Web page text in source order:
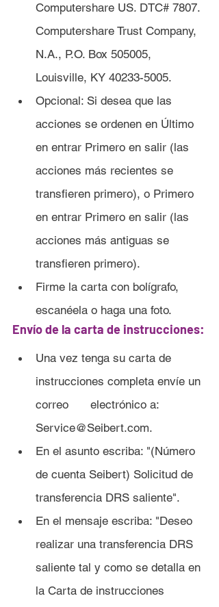
Computershare US. DTC# 7807.
Computershare Trust Company,
N.A., P.O. Box 505005,
Louisville, KY 40233-5005.
Opcional: Si desea que las
acciones se ordenen en Último
en entrar Primero en salir (las
acciones más recientes se
transfieren primero), o Primero
en entrar Primero en salir (las
acciones más antiguas se
transfieren primero).
Firme la carta con bolígrafo,
escanéela o haga una foto.
Envío de la carta de instrucciones:
Una vez tenga su carta de
instrucciones completa envíe un
correo 	electrónico a:
Service@Seibert.com.
En el asunto escriba: "(Número
de cuenta Seibert) Solicitud de
transferencia DRS saliente".
En el mensaje escriba: "Deseo
realizar una transferencia DRS
saliente tal y como se detalla en
la Carta de instrucciones